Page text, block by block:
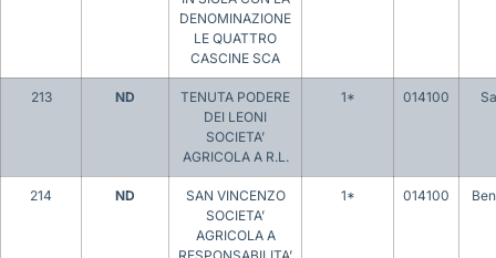
DENOMINAZIONE
LE QUATTRO
CASCINE SCA
213 ND
TENUTA PODERE
DEI LEONI
SOCIETA’
AGRICOLA A R.L.
1* 014100
214 ND
SAN VINCENZO
SOCIETA’
AGRICOLA A
1* 014100